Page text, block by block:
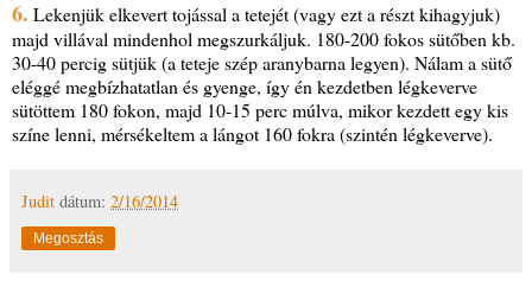
6. Lekenjük elkevert tojással a tetejét (vagy ezt a részt kihagyjuk)
majd villával mindenhol megszurkáljuk. 180-200 fokos sütőben kb.
30-40 percig sütjük (a teteje szép aranybarna legyen). Nálam a sütő
eléggé megbízhatatlan és gyenge, így én kezdetben légkeverve
sütöttem 180 fokon, majd 10-15 perc múlva, mikor kezdett egy kis
színe lenni, mérsékeltem a lángot 160 fokra (szintén légkeverve).
Judit dátum: 2/16/2014
Megosztás